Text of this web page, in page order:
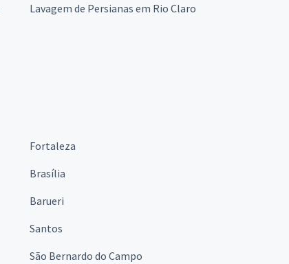
Lavagem de Persianas em Rio Claro
Fortaleza
Brasília
Barueri
Santos
São Bernardo do Campo